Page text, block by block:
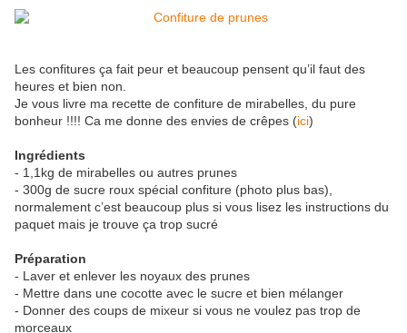
Les confitures ça fait peur et beaucoup pensent qu’il faut des
heures et bien non.
Je vous livre ma recette de confiture de mirabelles, du pure
bonheur !!!! Ca me donne des envies de crêpes (ici)
Ingrédients
- 1,1kg de mirabelles ou autres prunes
- 300g de sucre roux spécial confiture (photo plus bas),
normalement c’est beaucoup plus si vous lisez les instructions du
paquet mais je trouve ça trop sucré
Préparation
- Laver et enlever les noyaux des prunes
- Mettre dans une cocotte avec le sucre et bien mélanger
- Donner des coups de mixeur si vous ne voulez pas trop de
morceaux